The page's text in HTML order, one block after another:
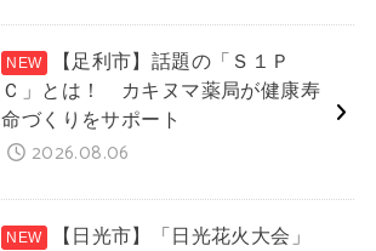
【足利市】話題の「Ｓ１Ｐ
Ｃ」とは！ カキヌマ薬局が健康寿
命づくりをサポート
2026.08.06
【日光市】「日光花火大会」